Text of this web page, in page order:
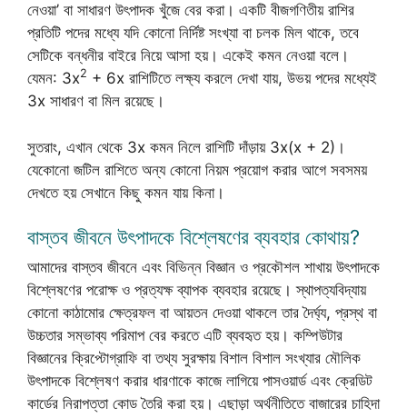
নেওয়া’ বা সাধারণ উৎপাদক খুঁজে বের করা। একটি বীজগণিতীয় রাশির
প্রতিটি পদের মধ্যে যদি কোনো নির্দিষ্ট সংখ্যা বা চলক মিল থাকে, তবে
সেটিকে বন্ধনীর বাইরে নিয়ে আসা হয়। একেই কমন নেওয়া বলে।
যেমন: 3x2 + 6x রাশিটিতে লক্ষ্য করলে দেখা যায়, উভয় পদের মধ্যেই
3x সাধারণ বা মিল রয়েছে।
সুতরাং, এখান থেকে 3x কমন নিলে রাশিটি দাঁড়ায় 3x(x + 2)।
যেকোনো জটিল রাশিতে অন্য কোনো নিয়ম প্রয়োগ করার আগে সবসময়
দেখতে হয় সেখানে কিছু কমন যায় কিনা।
বাস্তব জীবনে উৎপাদকে বিশ্লেষণের ব্যবহার কোথায়?
আমাদের বাস্তব জীবনে এবং বিভিন্ন বিজ্ঞান ও প্রকৌশল শাখায় উৎপাদকে
বিশ্লেষণের পরোক্ষ ও প্রত্যক্ষ ব্যাপক ব্যবহার রয়েছে। স্থাপত্যবিদ্যায়
কোনো কাঠামোর ক্ষেত্রফল বা আয়তন দেওয়া থাকলে তার দৈর্ঘ্য, প্রস্থ বা
উচ্চতার সম্ভাব্য পরিমাপ বের করতে এটি ব্যবহৃত হয়। কম্পিউটার
বিজ্ঞানের ক্রিপ্টোগ্রাফি বা তথ্য সুরক্ষায় বিশাল বিশাল সংখ্যার মৌলিক
উৎপাদকে বিশ্লেষণ করার ধারণাকে কাজে লাগিয়ে পাসওয়ার্ড এবং ক্রেডিট
কার্ডের নিরাপত্তা কোড তৈরি করা হয়। এছাড়া অর্থনীতিতে বাজারের চাহিদা